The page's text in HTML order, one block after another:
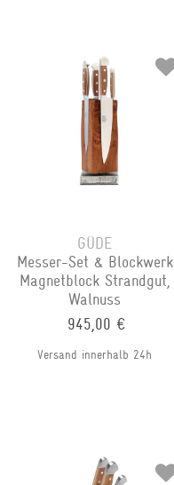
GÜDE
Messer-Set & Blockwerk
Magnetblock Strandgut,
Walnuss
945,00 €
Versand innerhalb 24h